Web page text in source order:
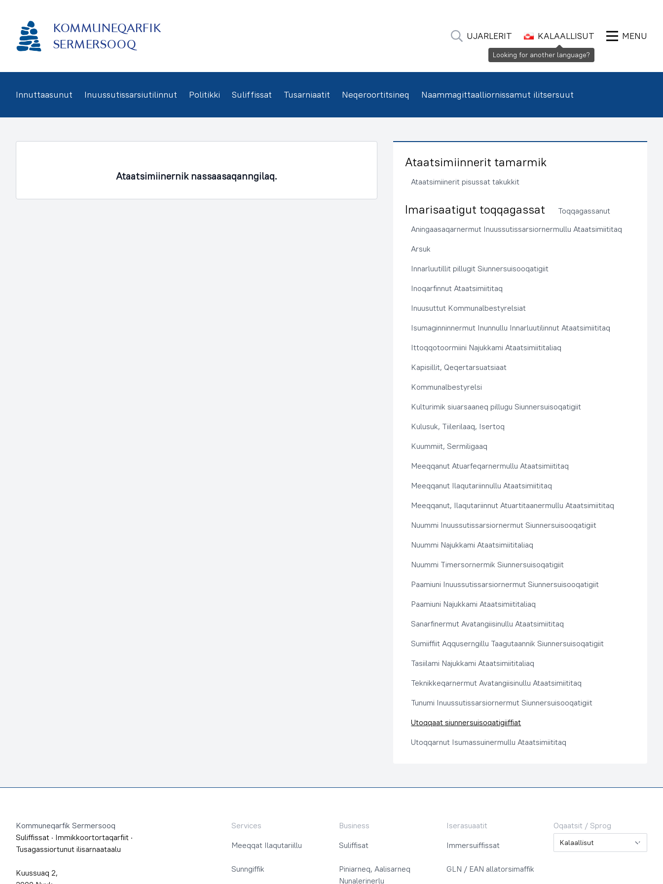
KOMMUNEQARFIK
SERMERSOOQ
UJARLERIT KALAALLISUT MENU
Innuttaasunut Inuussutissarsiutilinnut Politikki Suliffissat Tusarniaatit Neqeroortitsineq Naammagittaalliornissamut ilitsersuut
Ataatsimiinernik nassaasaqanngilaq.
Ataatsimiinnerit tamarmik
Ataatsimiinerit pisussat takukkit
Imarisaatigut toqqagassat
Toqqagassanut
Aningaasaqarnermut Inuussutissarsiornermullu Ataatsimiititaq
Arsuk
Innarluutillit pillugit Siunnersuisooqatigiit
Inoqarfinnut Ataatsimiititaq
Inuusuttut Kommunalbestyrelsiat
Isumaginninnermut Inunnullu Innarluutilinnut Ataatsimiititaq
Ittoqqotoormiini Najukkami Ataatsimiititaliaq
Kapisillit, Qeqertarsuatsiaat
Kommunalbestyrelsi
Kulturimik siuarsaaneq pillugu Siunnersuisoqatigiit
Kulusuk, Tiilerilaaq, Isertoq
Kuummiit, Sermiligaaq
Meeqqanut Atuarfeqarnermullu Ataatsimiititaq
Meeqqanut Ilaqutariinnullu Ataatsimiititaq
Meeqqanut, Ilaqutariinnut Atuartitaanermullu Ataatsimiititaq
Nuummi Inuussutissarsiornermut Siunnersuisooqatigiit
Nuummi Najukkami Ataatsimiititaliaq
Nuummi Timersornermik Siunnersuisoqatigiit
Paamiuni Inuussutissarsiornermut Siunnersuisooqatigiit
Paamiuni Najukkami Ataatsimiititaliaq
Sanarfinermut Avatangiisinullu Ataatsimiititaq
Sumiiffiit Aqquserngillu Taagutaannik Siunnersuisoqatigiit
Tasiilami Najukkami Ataatsimiititaliaq
Teknikkeqarnermut Avatangiisinullu Ataatsimiititaq
Tunumi Inuussutissarsiornermut Siunnersuisooqatigiit
Utoqqaat siunnersuisoqatigiiffiat
Utoqqarnut Isumassuinermullu Ataatsimiititaq
Kommuneqarfik Sermersooq
Suliffissat · Immikkoortortaqarfiit ·
Tusagassiortunut ilisarnaataalu
Kuussuaq 2,
Services
Meeqqat Ilaqutariillu
Sunngiffik
Business
Suliffisat
Piniarneq, Aalisarneq
Nunalerinerlu
Iserasuaatit
Immersuiffissat
GLN / EAN allatorsimaffik
Oqaatsit / Sprog
Oqaatsit / Sprog
Looking for another language?